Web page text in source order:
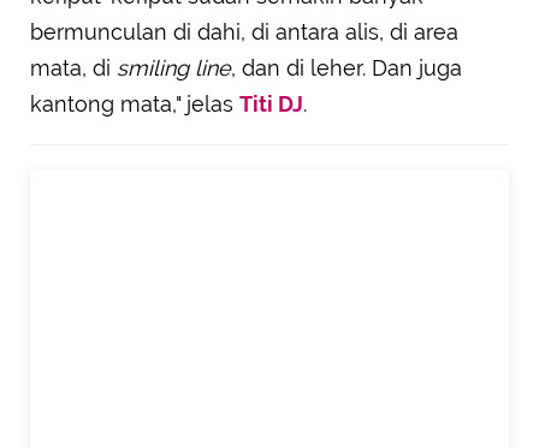
bermunculan di dahi, di antara alis, di area
mata, di smiling line, dan di leher. Dan juga
kantong mata," jelas Titi DJ.